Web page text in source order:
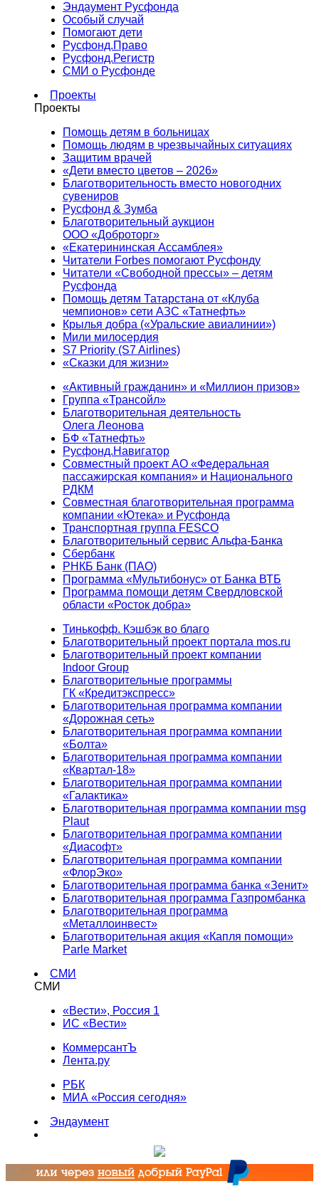
Эндаумент Русфонда
Особый случай
Помогают дети
Русфонд.Право
Русфонд.Регистр
СМИ о Русфонде
Проекты
Проекты
Помощь детям в больницах
Помощь людям в чрезвычайных ситуациях
Защитим врачей
«Дети вместо цветов – 2026»
Благотворительность вместо новогодних
сувениров
Русфонд & Зумба
Благотворительный аукцион
ООО «Доброторг»
«Екатерининская Ассамблея»
Читатели Forbes помогают Русфонду
Читатели «Свободной прессы» – детям
Русфонда
Помощь детям Татарстана от «Клуба
чемпионов» сети АЗС «Татнефть»
Крылья добра («Уральские авиалинии»)
Мили милосердия
S7 Priority (S7 Airlines)
«Сказки для жизни»
«Активный гражданин» и «Миллион призов»
Группа «Трансойл»
Благотворительная деятельность
Олега Леонова
БФ «Татнефть»
Русфонд.Навигатор
Совместный проект АО «Федеральная
пассажирская компания» и Национального
РДКМ
Совместная благотворительная программа
компании «Ютека» и Русфонда
Транспортная группа FESCO
Благотворительный сервис Альфа-Банка
Сбербанк
РНКБ Банк (ПАО)
Программа «Мультибонус» от Банка ВТБ
Программа помощи детям Свердловской
области «Росток добра»
Тинькофф. Кэшбэк во благо
Благотворительный проект портала mos.ru
Благотворительный проект компании
Indoor Group
Благотворительные программы
ГК «Кредитэкспресс»
Благотворительная программа компании
«Дорожная сеть»
Благотворительная программа компании
«Болта»
Благотворительная программа компании
«Квартал-18»
Благотворительная программа компании
«Галактика»
Благотворительная программа компании msg
Plaut
Благотворительная программа компании
«Диасофт»
Благотворительная программа компании
«ФлорЭко»
Благотворительная программа банка «Зенит»
Благотворительная программа Газпромбанка
Благотворительная программа
«Металлоинвест»
Благотворительная акция «Капля помощи»
Parle Market
СМИ
СМИ
«Вести», Россия 1
ИС «Вести»
КоммерсантЪ
Лента.ру
РБК
МИА «Россия сегодня»
Эндаумент